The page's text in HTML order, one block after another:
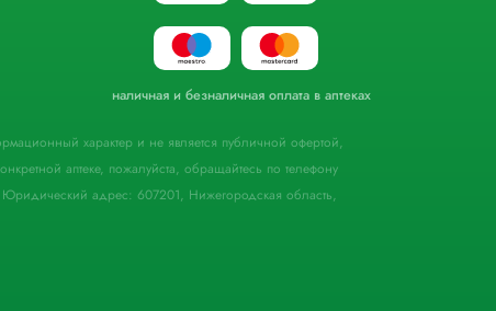
наличная и безналичная оплата в аптеках
характер и не является публичной офертой,
аптеке, пожалуйста, обращайтесь по телефону
адрес: 607201, Нижегородская область,